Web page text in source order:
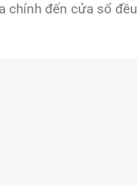
chính đến cửa sổ